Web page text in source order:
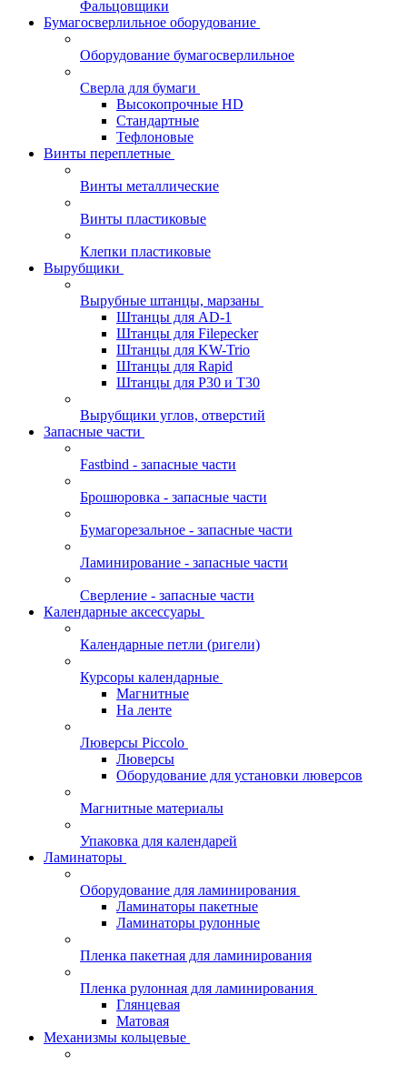
Фальцовщики
Бумагосверлильное оборудование
Оборудование бумагосверлильное
Сверла для бумаги
Высокопрочные HD
Стандартные
Тефлоновые
Винты переплетные
Винты металлические
Винты пластиковые
Клепки пластиковые
Вырубщики
Вырубные штанцы, марзаны
Штанцы для AD-1
Штанцы для Filepecker
Штанцы для KW-Trio
Штанцы для Rapid
Штанцы для Р30 и Т30
Вырубщики углов, отверстий
Запасные части
Fastbind - запасные части
Брошюровка - запасные части
Бумагорезальное - запасные части
Ламинирование - запасные части
Сверление - запасные части
Календарные аксессуары
Календарные петли (ригели)
Курсоры календарные
Магнитные
На ленте
Люверсы Piccolo
Люверсы
Оборудование для установки люверсов
Магнитные материалы
Упаковка для календарей
Ламинаторы
Оборудование для ламинирования
Ламинаторы пакетные
Ламинаторы рулонные
Пленка пакетная для ламинирования
Пленка рулонная для ламинирования
Глянцевая
Матовая
Механизмы кольцевые